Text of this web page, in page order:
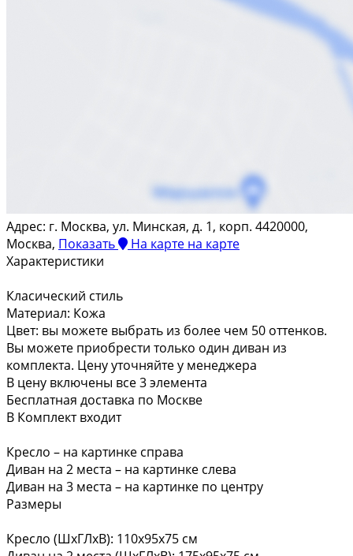
Адрес: г. Москва, ул. Минская, д. 1, корп. 4420000,
Москва, Показать На карте на карте
Характеристики
Класический стиль
Материал: Кожа
Цвет: вы можете выбрать из более чем 50 оттенков.
Вы можете приобрести только один диван из
комплекта. Цену уточняйте у менеджера
В цену включены все 3 элемента
Бесплатная доставка по Москве
В Комплект входит
Кресло – на картинке справа
Диван на 2 места – на картинке слева
Диван на 3 места – на картинке по центру
Размеры
Кресло (ШхГЛхВ): 110x95x75 см